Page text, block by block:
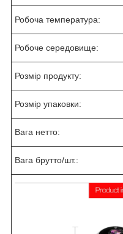
Робоча температура:
Робоче середовище:
Розмір продукту:
Розмір упаковки:
Вага нетто:
Вага брутто/шт.: